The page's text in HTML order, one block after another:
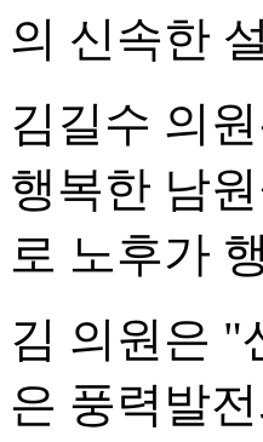
의 신속한
김길수 의
행복한 남
로 노후가
김 의원은 "
은 풍력발